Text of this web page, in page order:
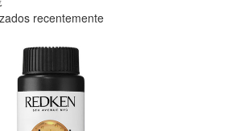
recentemente